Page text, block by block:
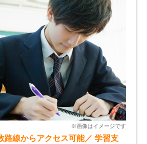
路線からアクセス可能／ 学習支